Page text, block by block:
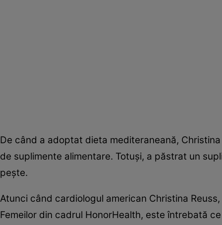
De când a adoptat dieta mediteraneană,
de suplimente alimentare. Totuși, a păstrat un
pește.
Atunci când cardiologul american Christina
Femeilor din cadrul HonorHealth, este întrebată